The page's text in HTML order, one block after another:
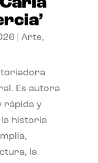
Arte,
Es autora
rápida y
historia
la